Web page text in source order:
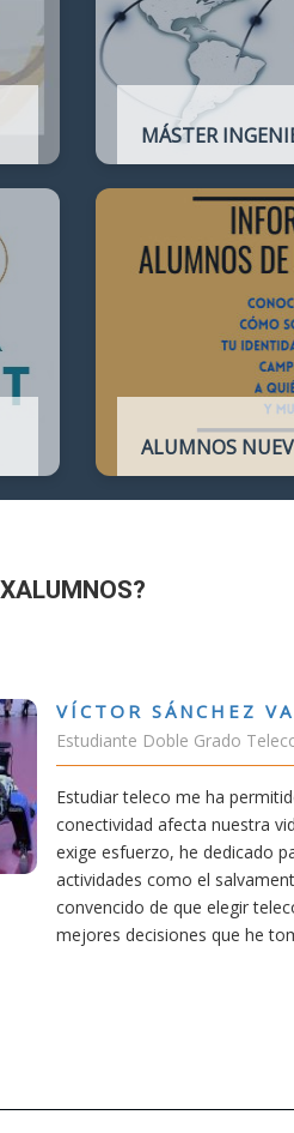
MÁSTER
profesionales del
Telecomunicación
ejercicio de la
ALUMNOS
RUBÉN
Estudiante Grado
En cualquier
mía siempre ha
carrera de teleco
Aunque al
mereció la pena
titulación ofrece.